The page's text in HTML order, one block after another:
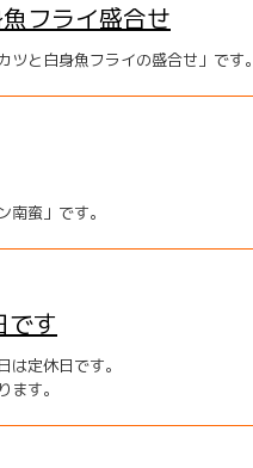
フライ盛合せ
ツと白身魚フライの盛合せ」です
蛮」です。
です
は定休日です。
ます。